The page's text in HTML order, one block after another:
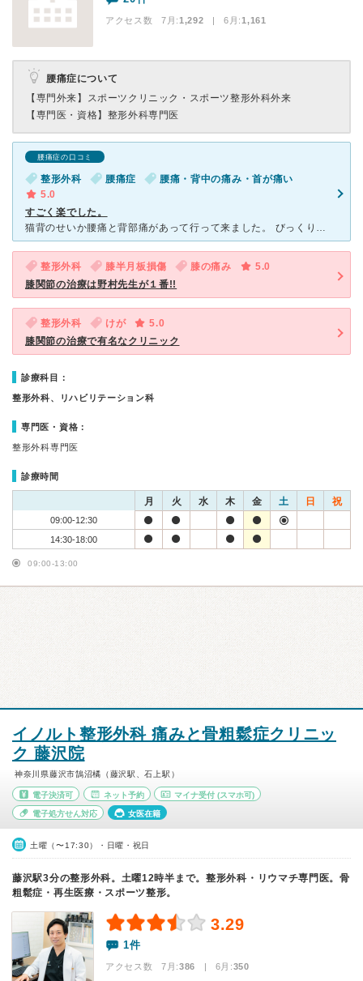
アクセス数 7月:1,292 | 6月:1,161
腰痛症について
【専門外来】 スポーツクリニック・スポーツ整形外科外来
【専門医・資格】 整形外科専門医
腰痛症の口コミ
整形外科 腰痛症
腰痛・背中の痛み・首が痛い
5.0
すごく楽でした。
猫背のせいか腰痛と背部痛があって行って来ました。 びっくりする位に混んでましたが、サミットの中にあったので雑誌を買って待合室に。リハビリの人が多いらしく、早く呼ばれました。 受付さんや看護師さんは
整形外科 膝半月板損傷 膝の痛み
5.0
膝関節の治療は野村先生が１番!!
整形外科 けが
5.0
膝関節の治療で有名なクリニック
診療科目：
整形外科、リハビリテーション科
専門医・資格：
整形外科専門医
診療時間
月 火 水 木 金 土 日 祝
09:00-12:30
14:30-18:00
09:00-13:00
イノルト整形外科 痛みと骨粗鬆症クリニッ
ク 藤沢院
神奈川県藤沢市鵠沼橘（藤沢駅、石上駅）
電子決済可 ネット予約 マイナ受付 (スマホ可)
電子処方せん対応 女医在籍
土曜（〜17:30）・日曜・祝日
藤沢駅3分の整形外科。土曜12時半まで。整形外科・リウマチ専門医。骨
粗鬆症・再生医療・スポーツ整形。
3.29
1件
アクセス数 7月:386 | 6月:350